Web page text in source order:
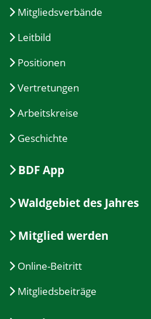
Mitgliedsverbände
Leitbild
Positionen
Vertretungen
Arbeitskreise
Geschichte
BDF App
Waldgebiet des Jahres
Mitglied werden
Online-Beitritt
Mitgliedsbeiträge